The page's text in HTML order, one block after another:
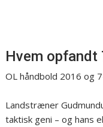
Hvem opfandt
OL håndbold 2016 og
Landstræner
taktisk geni – og hans